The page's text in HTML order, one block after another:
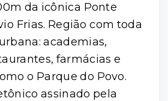
da icônica Ponte
Frias. Região com toda
academias,
farmácias e
o Parque do Povo.
assinado pela